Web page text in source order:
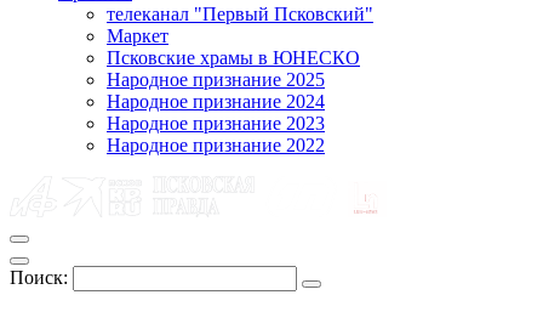
телеканал "Первый Псковский"
Маркет
Псковские храмы в ЮНЕСКО
Народное признание 2025
Народное признание 2024
Народное признание 2023
Народное признание 2022
Поиск: